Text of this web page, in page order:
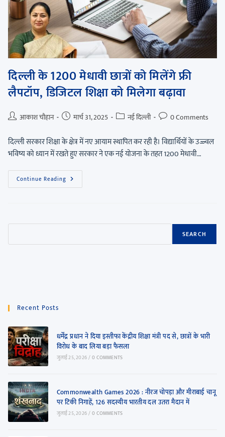
दिल्ली के 1200 मेधावी छात्रों को मिलेंगे फ्री
लैपटॉप, डिजिटल शिक्षा को मिलेगा बढ़ावा
आकाश चौहान मार्च 31, 2025 नई दिल्ली 0 Comments
दिल्ली सरकार शिक्षा के क्षेत्र में नए आयाम स्थापित कर रही है। विद्यार्थियों के उज्ज्वल
भविष्य को ध्यान में रखते हुए सरकार ने एक नई योजना के तहत 1200 मेधावी…
Continue Reading
SEARCH
Recent Posts
धर्मेंद्र प्रधान ने दिया इस्तीफा केंद्रीय शिक्षा मंत्री पद से, छात्रों के भारी
विरोध के बाद लिया बड़ा फैसला
जुलाई 25, 2026/0 COMMENTS
Commonwealth Games 2026 : नीरज चोपड़ा और मीराबाई चानू
पर टिकी निगाहें, 126 सदस्यीय भारतीय दल उतरा मैदान में
जुलाई 25, 2026/0 COMMENTS